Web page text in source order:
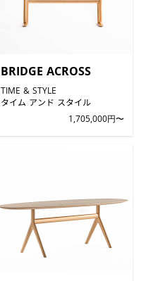
BRIDGE ACROSS
TIME & STYLE
タイム アンド スタイル
1,705,000円〜